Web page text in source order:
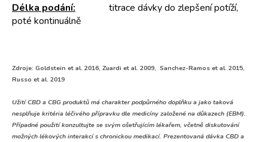
Délka podání:
titrace dávky do zlepšení potíží,
poté kontinuálně
Zdroje: Goldstein et al. 2016, Zuardi et al. 2009, Sanchez-Ramos et al. 2015,
Russo et al. 2019
Užití CBD a CBG produktů má charakter podpůrného doplňku a jako taková
nesplňuje kritéria léčivého přípravku dle medicíny založené na důkazech (EBM).
Případné použití konzultujte se svým ošetřujícím lékařem, včetně diskutování
možných lékových interakcí s chronickou medikací. Prezentovaná dávka CBD a